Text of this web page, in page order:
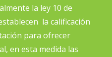
la ley 10 de
la calificación
para ofrecer
en esta medida las